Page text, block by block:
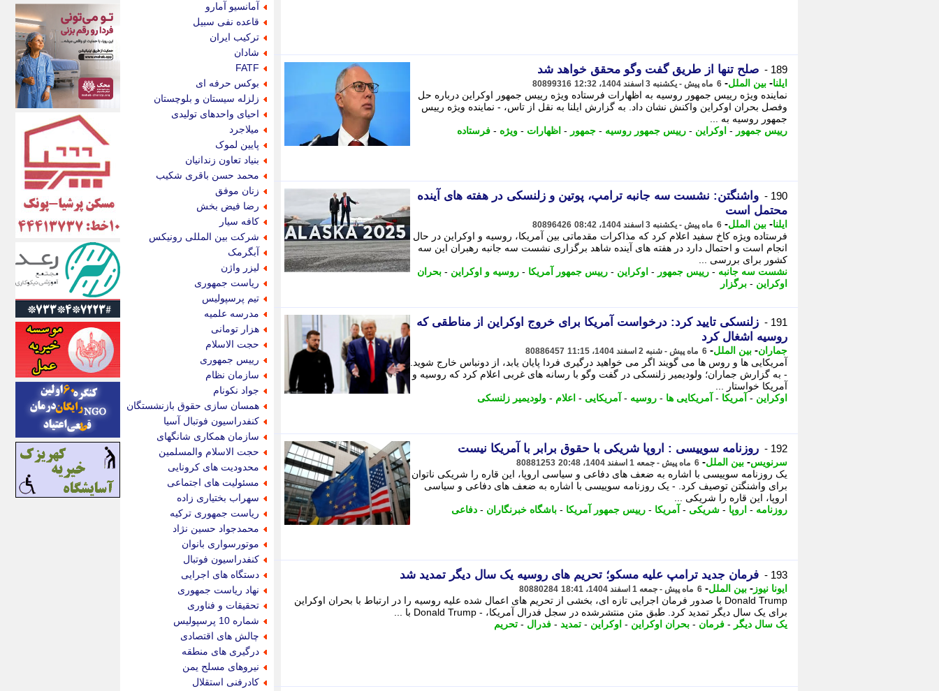
189 - صلح تنها از طریق گفت وگو محقق خواهد شد
ایلنا- بین الملل- 6 ماه پیش - یکشنبه 3 اسفند 1404، 12:32 80899316
نماینده ویژه رییس جمهور روسیه به اظهارات فرستاده ویژه رییس جمهور اوکراین درباره حل
وفصل بحران اوکراین واکنش نشان داد. به گزارش ایلنا به نقل از تاس، - نماینده ویژه رییس
جمهور روسیه به ...
رییس جمهور - اوکراین - رییس جمهور روسیه - جمهور - اظهارات - ویژه - فرستاده
190 -
واشنگتن: نشست سه جانبه ترامپ، پوتین و زلنسکی در هفته های آینده
محتمل است
ایلنا- بین الملل- 6 ماه پیش - یکشنبه 3 اسفند 1404، 08:42 80896426
فرستاده ویژه کاخ سفید اعلام کرد که مذاکرات مقدماتی بین آمریکا، روسیه و اوکراین در حال
انجام است و احتمال دارد در هفته های آینده شاهد برگزاری نشست سه جانبه رهبران این سه
کشور برای بررسی ...
نشست سه جانبه - رییس جمهور - اوکراین - رییس جمهور آمریکا - روسیه و اوکراین - بحران
اوکراین - برگزار
191 -
زلنسکی تایید کرد: درخواست آمریکا برای خروج اوکراین از مناطقی که
روسیه اشغال کرد
جماران- بین الملل- 6 ماه پیش - شنبه 2 اسفند 1404، 11:15 80886457
آمریکایی ها و روس ها می گویند اگر می خواهید درگیری فردا پایان یابد، از دونباس خارج شوید.
- به گزارش جماران؛ ولودیمیر زلنسکی در گفت وگو با رسانه های غربی اعلام کرد که روسیه و
آمریکا خواستار ...
اوکراین - آمریکا - آمریکایی ها - روسیه - آمریکایی - اعلام - ولودیمیر زلنسکی
192 - روزنامه سوییسی : اروپا شریکی با حقوق برابر با آمریکا نیست
سرنویس- بین الملل- 6 ماه پیش - جمعه 1 اسفند 1404، 20:48 80881253
یک روزنامه سوییسی با اشاره به ضعف های دفاعی و سیاسی اروپا، این قاره را شریکی ناتوان
برای واشنگتن توصیف کرد. - یک روزنامه سوییسی با اشاره به ضعف های دفاعی و سیاسی
اروپا، این قاره را شریکی ...
روزنامه - اروپا - شریکی - آمریکا - رییس جمهور آمریکا - باشگاه خبرنگاران - دفاعی
193 - فرمان جدید ترامپ علیه مسکو؛ تحریم های روسیه یک سال دیگر تمدید شد
ایونا نیوز - بین الملل- 6 ماه پیش - جمعه 1 اسفند 1404، 18:41 80880284
Donald Trump با صدور فرمان اجرایی تازه ای، بخشی از تحریم های اعمال شده علیه روسیه را در ارتباط با بحران اوکراین
برای یک سال دیگر تمدید کرد. طبق متن منتشرشده در سجل فدرال آمریکا، - Donald Trump با ...
یک سال دیگر - فرمان - بحران اوکراین - اوکراین - تمدید - فدرال - تحریم
آمانسیو آمارو
قاعده نفی سبیل
ترکیب ایران
شادان
FATF
بوکس حرفه ای
زلزله سیستان و بلوچستان
احیای واحدهای تولیدی
میلاجرد
پایین لموک
بنیاد تعاون زندانیان
محمد حسن باقری شکیب
زنان موفق
رضا فیض بخش
کافه سیار
شرکت بین المللی رونیکس
آبگرمک
لیزر واژن
ریاست جمهوری
تیم پرسپولیس
مدرسه علمیه
هزار تومانی
حجت الاسلام
رییس جمهوری
سازمان نظام
جواد نکونام
همسان سازی حقوق بازنشستگان
کنفدراسیون فوتبال آسیا
سازمان همکاری شانگهای
حجت الاسلام والمسلمین
محدودیت های کرونایی
مسئولیت های اجتماعی
سهراب بختیاری زاده
ریاست جمهوری ترکیه
محمدجواد حسین نژاد
موتورسواری بانوان
کنفدراسیون فوتبال
دستگاه های اجرایی
نهاد ریاست جمهوری
تحقیقات و فناوری
شماره 10 پرسپولیس
چالش های اقتصادی
درگیری های منطقه
نیروهای مسلح یمن
کادرفنی استقلال
اکوفارس
اکونگار
اکونیوز
الف
انتشار آنلاین
اندیشه قرن
اندیشه معاصر
اندیشه ها
انرژی پرس
ای استخدام
ایتنا
ایراف
ایران آرت
ایران آنلاین
ایران زندگی
ایران فوری
ایرانی روز
ایرانیتال
ایرنا
ایسکانیوز
ایسنا
ایکنا
ایلنا
اینتیتر
ایونا نیوز
بازتاب آنلاین
باشگاه خبرنگاران
باغستان نیوز
بامبوک
ببین و بخون
بدینسان
بنکر